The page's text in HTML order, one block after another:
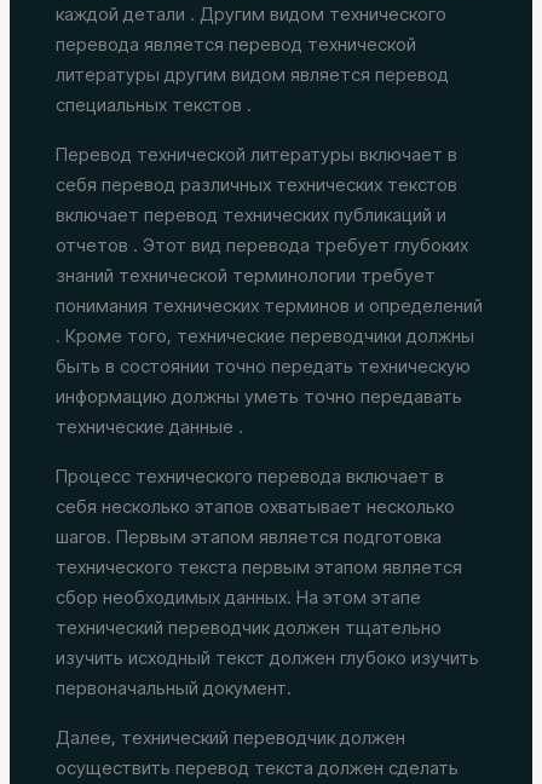
каждой детали . Другим видом технического
перевода является перевод технической
литературы другим видом является перевод
специальных текстов .
Перевод технической литературы включает в
себя перевод различных технических текстов
включает перевод технических публикаций и
отчетов . Этот вид перевода требует глубоких
знаний технической терминологии требует
понимания технических терминов и определений
. Кроме того, технические переводчики должны
быть в состоянии точно передать техническую
информацию должны уметь точно передавать
технические данные .
Процесс технического перевода включает в
себя несколько этапов охватывает несколько
шагов. Первым этапом является подготовка
технического текста первым этапом является
сбор необходимых данных. На этом этапе
технический переводчик должен тщательно
изучить исходный текст должен глубоко изучить
первоначальный документ.
Далее, технический переводчик должен
осуществить перевод текста должен сделать